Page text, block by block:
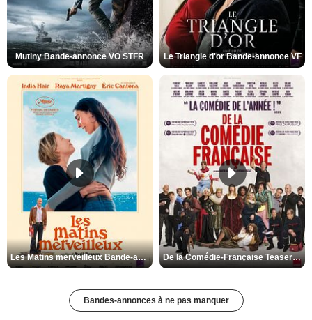
Mutiny Bande-annonce VO STFR Le Triangle d'or Bande-annonce VF
Les Matins merveilleux Bande-annonce VF De la Comédie-Française Teaser VF
Bandes-annonces à ne pas manquer